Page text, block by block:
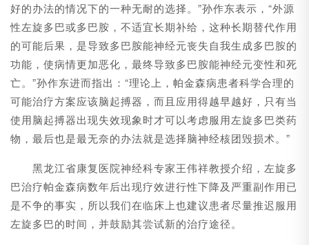
好的办法的情况下的一种无耐的选择。”孙作东表示，“外源
性左旋多巴或多巴胺，不适宜长期补给，这种长期替代作用
的可能后果，是导致多巴胺能神经元丧失自我生成多巴胺的
功能，使病情更加恶化，最终导致多巴胺能神经元变性和死
亡。”孙作东进而指出：“理论上，帕金森病患者科学合理的
可能治疗方案应该脑起搏器，而且应用得越早越好，只有当
使用脑起搏器出现失效现象时才可以考虑服用左旋多巴类药
物，最后也是最无奈的办法就是选择脑神经核团毁损术。”
黑龙江省康复医院神经科专家王伟祥教授介绍，左旋多
巴治疗帕金森病数年后出现疗效进行性下降及严重副作用已
是不争的事实，所以我们在临床上也建议患者尽量推迟服用
左旋多巴的时间，并鼓励其尝试新的治疗途径。